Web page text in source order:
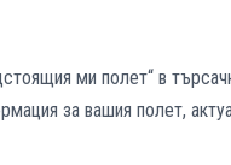
ми полет“ в
за вашия полет,